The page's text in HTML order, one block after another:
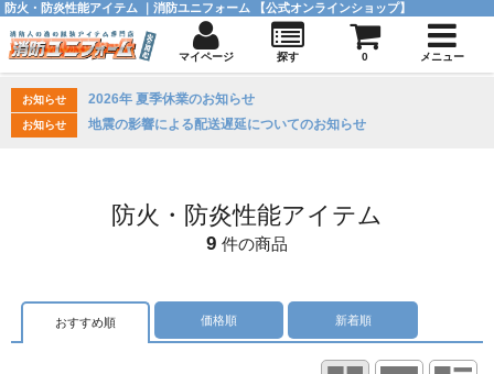
お知らせ 2026年 夏季休業のお知らせ
お知らせ 地震の影響による配送遅延についてのお知らせ
防火・防炎性能アイテム
9 件の商品
おすすめ順 価格順 新着順
防火・防炎性能アイテム ｜消防ユニフォーム 【公式オンラインショップ】
マイページ 探す 0 メニュー